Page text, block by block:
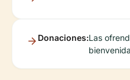
Donaciones:Las